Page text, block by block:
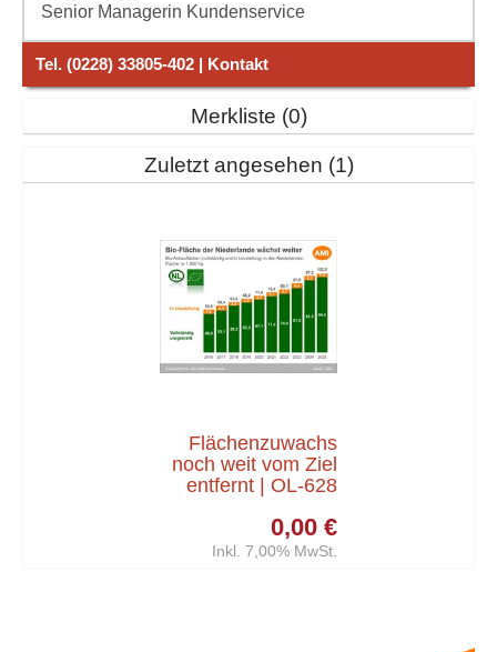
Senior Managerin Kundenservice
Tel. (0228) 33805-402 | Kontakt
Merkliste 0
Zuletzt angesehen 1
Flächenzuwachs
noch weit vom Ziel
entfernt | OL-628
0,00 €
Inkl. 7,00% MwSt.